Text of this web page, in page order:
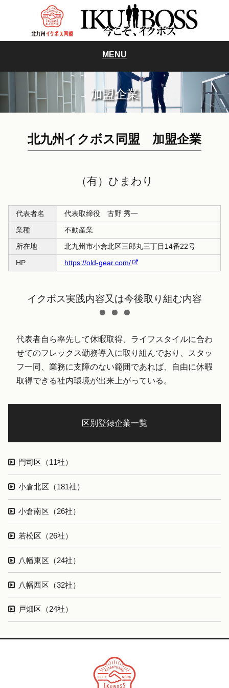
MENU
加盟企業
北九州イクボス同盟 加盟企業
（有）ひまわり
代表者名
代表取締役 古野 秀一
業種
不動産業
所在地
北九州市小倉北区三郎丸三丁目14番22号
HP
https://old-gear.com/
イクボス実践内容又は今後取り組む内容
代表者自ら率先して休暇取得、ライフスタイルに合わ
せてのフレックス勤務導入に取り組んでおり、スタッ
フ一同、業務に支障のない範囲であれば、自由に休暇
取得できる社内環境が出来上がっている。
区別登録企業一覧
門司区（11社）
小倉北区（181社）
小倉南区（26社）
若松区（26社）
八幡東区（24社）
八幡西区（32社）
戸畑区（24社）